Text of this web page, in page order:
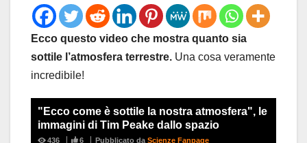
Ecco questo video che mostra quanto sia
sottile l’atmosfera terrestre. Una cosa veramente
incredibile!